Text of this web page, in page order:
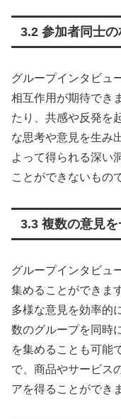
3.2 参加者同士
グループインタビュ
相互作用が期待でき
たり、共感や反発を
な思考や意見を生み
よって得られる深い
ことができないもの
3.3 複数の意見
グループインタビュ
集めることができま
多様な意見を効率的
数のグループを同時
を集めることも可能
で、商品やサービス
アを得ることができ